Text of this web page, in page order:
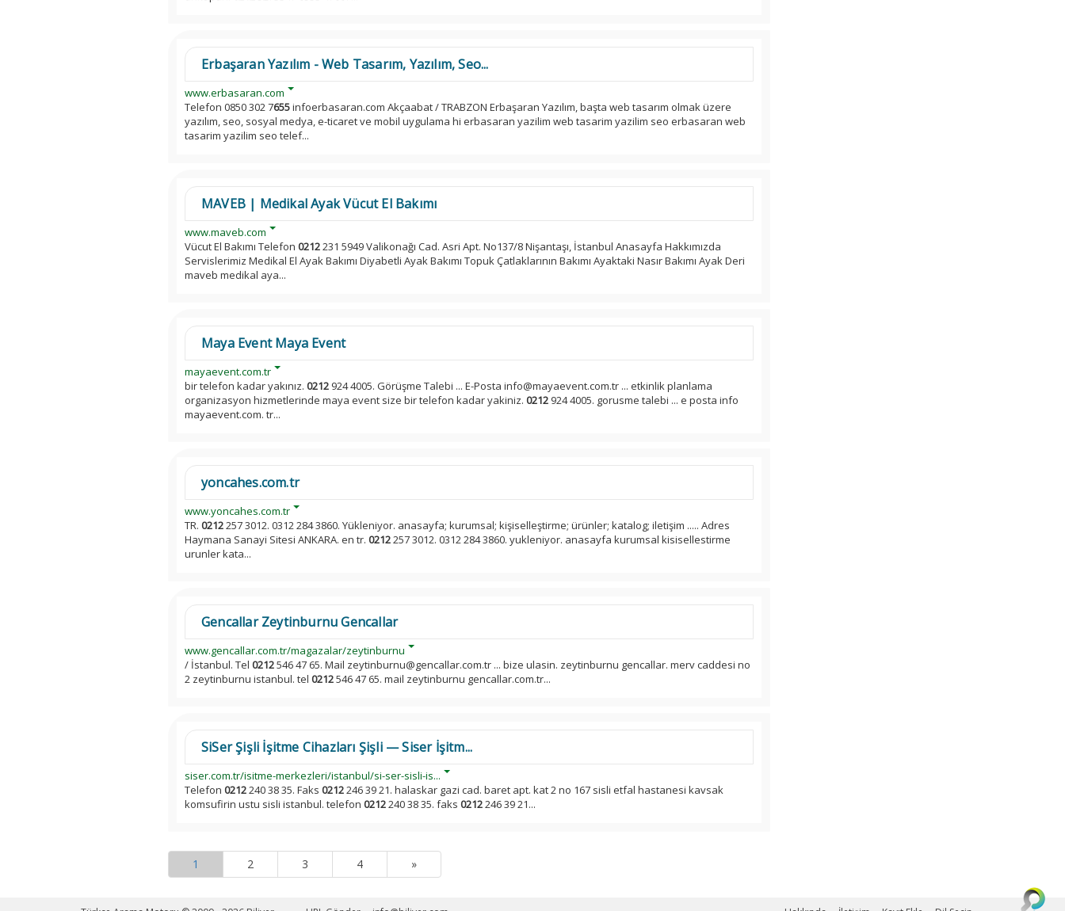
Erbaşaran Yazılım - Web Tasarım, Yazılım, Seo...
www.erbasaran.com
Telefon 0850 302 7655infoerbasaran.com Akçaabat / TRABZON Erbaşaran Yazılım, başta web tasarım olmak üzere
yazılım, seo, sosyal medya, e-ticaret ve mobil uygulama hi erbasaran yazilim web tasarim yazilim seo erbasaran web
tasarim yazilim seo telef...
MAVEB | Medikal Ayak Vücut El Bakımı
www.maveb.com
Vücut El Bakımı Telefon 0212231 5949 Valikonağı Cad. Asri Apt. No137/8 Nişantaşı, İstanbul Anasayfa Hakkımızda
Servislerimiz Medikal El Ayak Bakımı Diyabetli Ayak Bakımı Topuk Çatlaklarının Bakımı Ayaktaki Nasır Bakımı Ayak Deri
maveb medikal aya...
Maya Event Maya Event
mayaevent.com.tr
bir telefon kadar yakınız. 0212 924 4005. Görüşme Talebi ... E-Posta info@mayaevent.com.tr ... etkinlik planlama
organizasyon hizmetlerinde maya event size bir telefon kadar yakiniz. 0212 924 4005. gorusme talebi ... e posta info
mayaevent.com. tr...
yoncahes.com.tr
www.yoncahes.com.tr
TR. 0212257 3012. 0312 284 3860. Yükleniyor. anasayfa; kurumsal; kişiselleştirme; ürünler; katalog; iletişim ..... Adres
Haymana Sanayi Sitesi ANKARA. en tr. 0212257 3012. 0312 284 3860. yukleniyor. anasayfa kurumsal kisisellestirme
urunler kata...
Gencallar Zeytinburnu Gencallar
www.gencallar.com.tr/magazalar/zeytinburnu
/ İstanbul. Tel 0212546 47 65. Mail zeytinburnu@gencallar.com.tr ... bize ulasin. zeytinburnu gencallar. merv caddesi no
2 zeytinburnu istanbul. tel 0212546 47 65. mail zeytinburnu gencallar.com.tr...
SiSer Şişli İşitme Cihazları Şişli — Siser İşitm...
siser.com.tr/isitme-merkezleri/istanbul/si-ser-sisli-is...
Telefon 0212240 38 35. Faks 0212246 39 21. halaskar gazi cad. baret apt. kat 2 no 167 sisli etfal hastanesi kavsak
komsufirin ustu sisli istanbul. telefon 0212240 38 35. faks 0212246 39 21...
1 2 3 4 »